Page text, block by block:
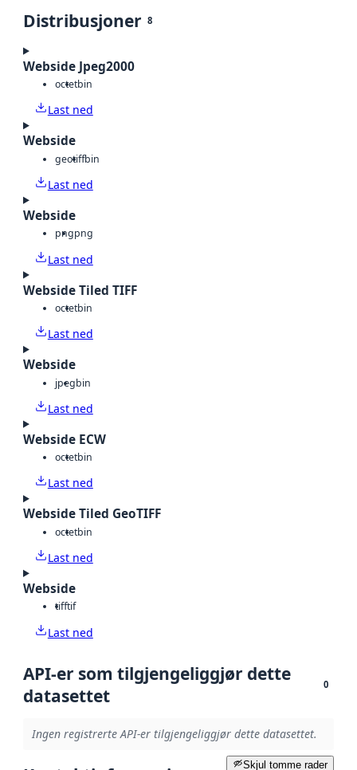
Distribusjoner 8
Webside Jpeg2000
octetbin
Last ned
Webside
geotiffbin
Last ned
Webside
pngpng
Last ned
Webside Tiled TIFF
octetbin
Last ned
Webside
jpegbin
Last ned
Webside ECW
octetbin
Last ned
Webside Tiled GeoTIFF
octetbin
Last ned
Webside
tifftif
Last ned
API-er som tilgjengeliggjør dette
datasettet
0
Ingen registrerte API-er tilgjengeliggjør dette datasettet.
Skjul tomme rader